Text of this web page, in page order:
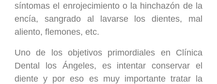
síntomas el enrojecimiento o la hinchazón de la
encía, sangrado al lavarse los dientes, mal
aliento, flemones, etc.
Uno de los objetivos primordiales en Clínica
Dental los Ángeles, es intentar conservar el
diente y por eso es muy importante tratar la